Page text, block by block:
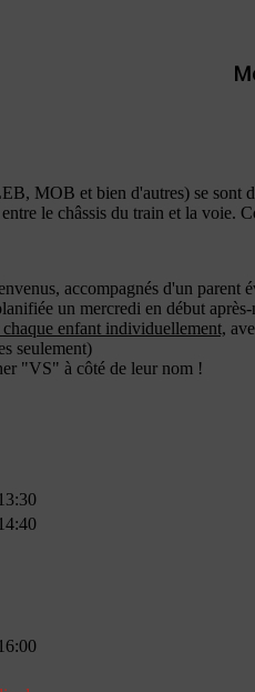
MOB et bien d'autres) se sont
le châssis du train et la voie.
accompagnés d'un parent
un mercredi en début
enfant individuellement,
seulement)
"VS" à côté de leur nom !